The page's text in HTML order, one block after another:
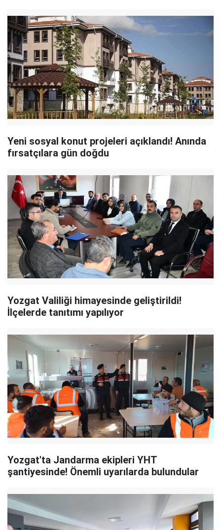
Yeni sosyal konut projeleri açıklandı! Anında
fırsatçılara gün doğdu
Yozgat Valiliği himayesinde geliştirildi!
İlçelerde tanıtımı yapılıyor
Yozgat'ta Jandarma ekipleri YHT
şantiyesinde! Önemli uyarılarda bulundular